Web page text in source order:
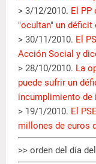
> 3/12/2010. El PP
"ocultan" un déficit
> 30/11/2010. El
Acción Social y
> 28/10/2010. La
puede sufrir un
incumplimiento de
> 19/1/2010. El
millones de euros
>> orden del día